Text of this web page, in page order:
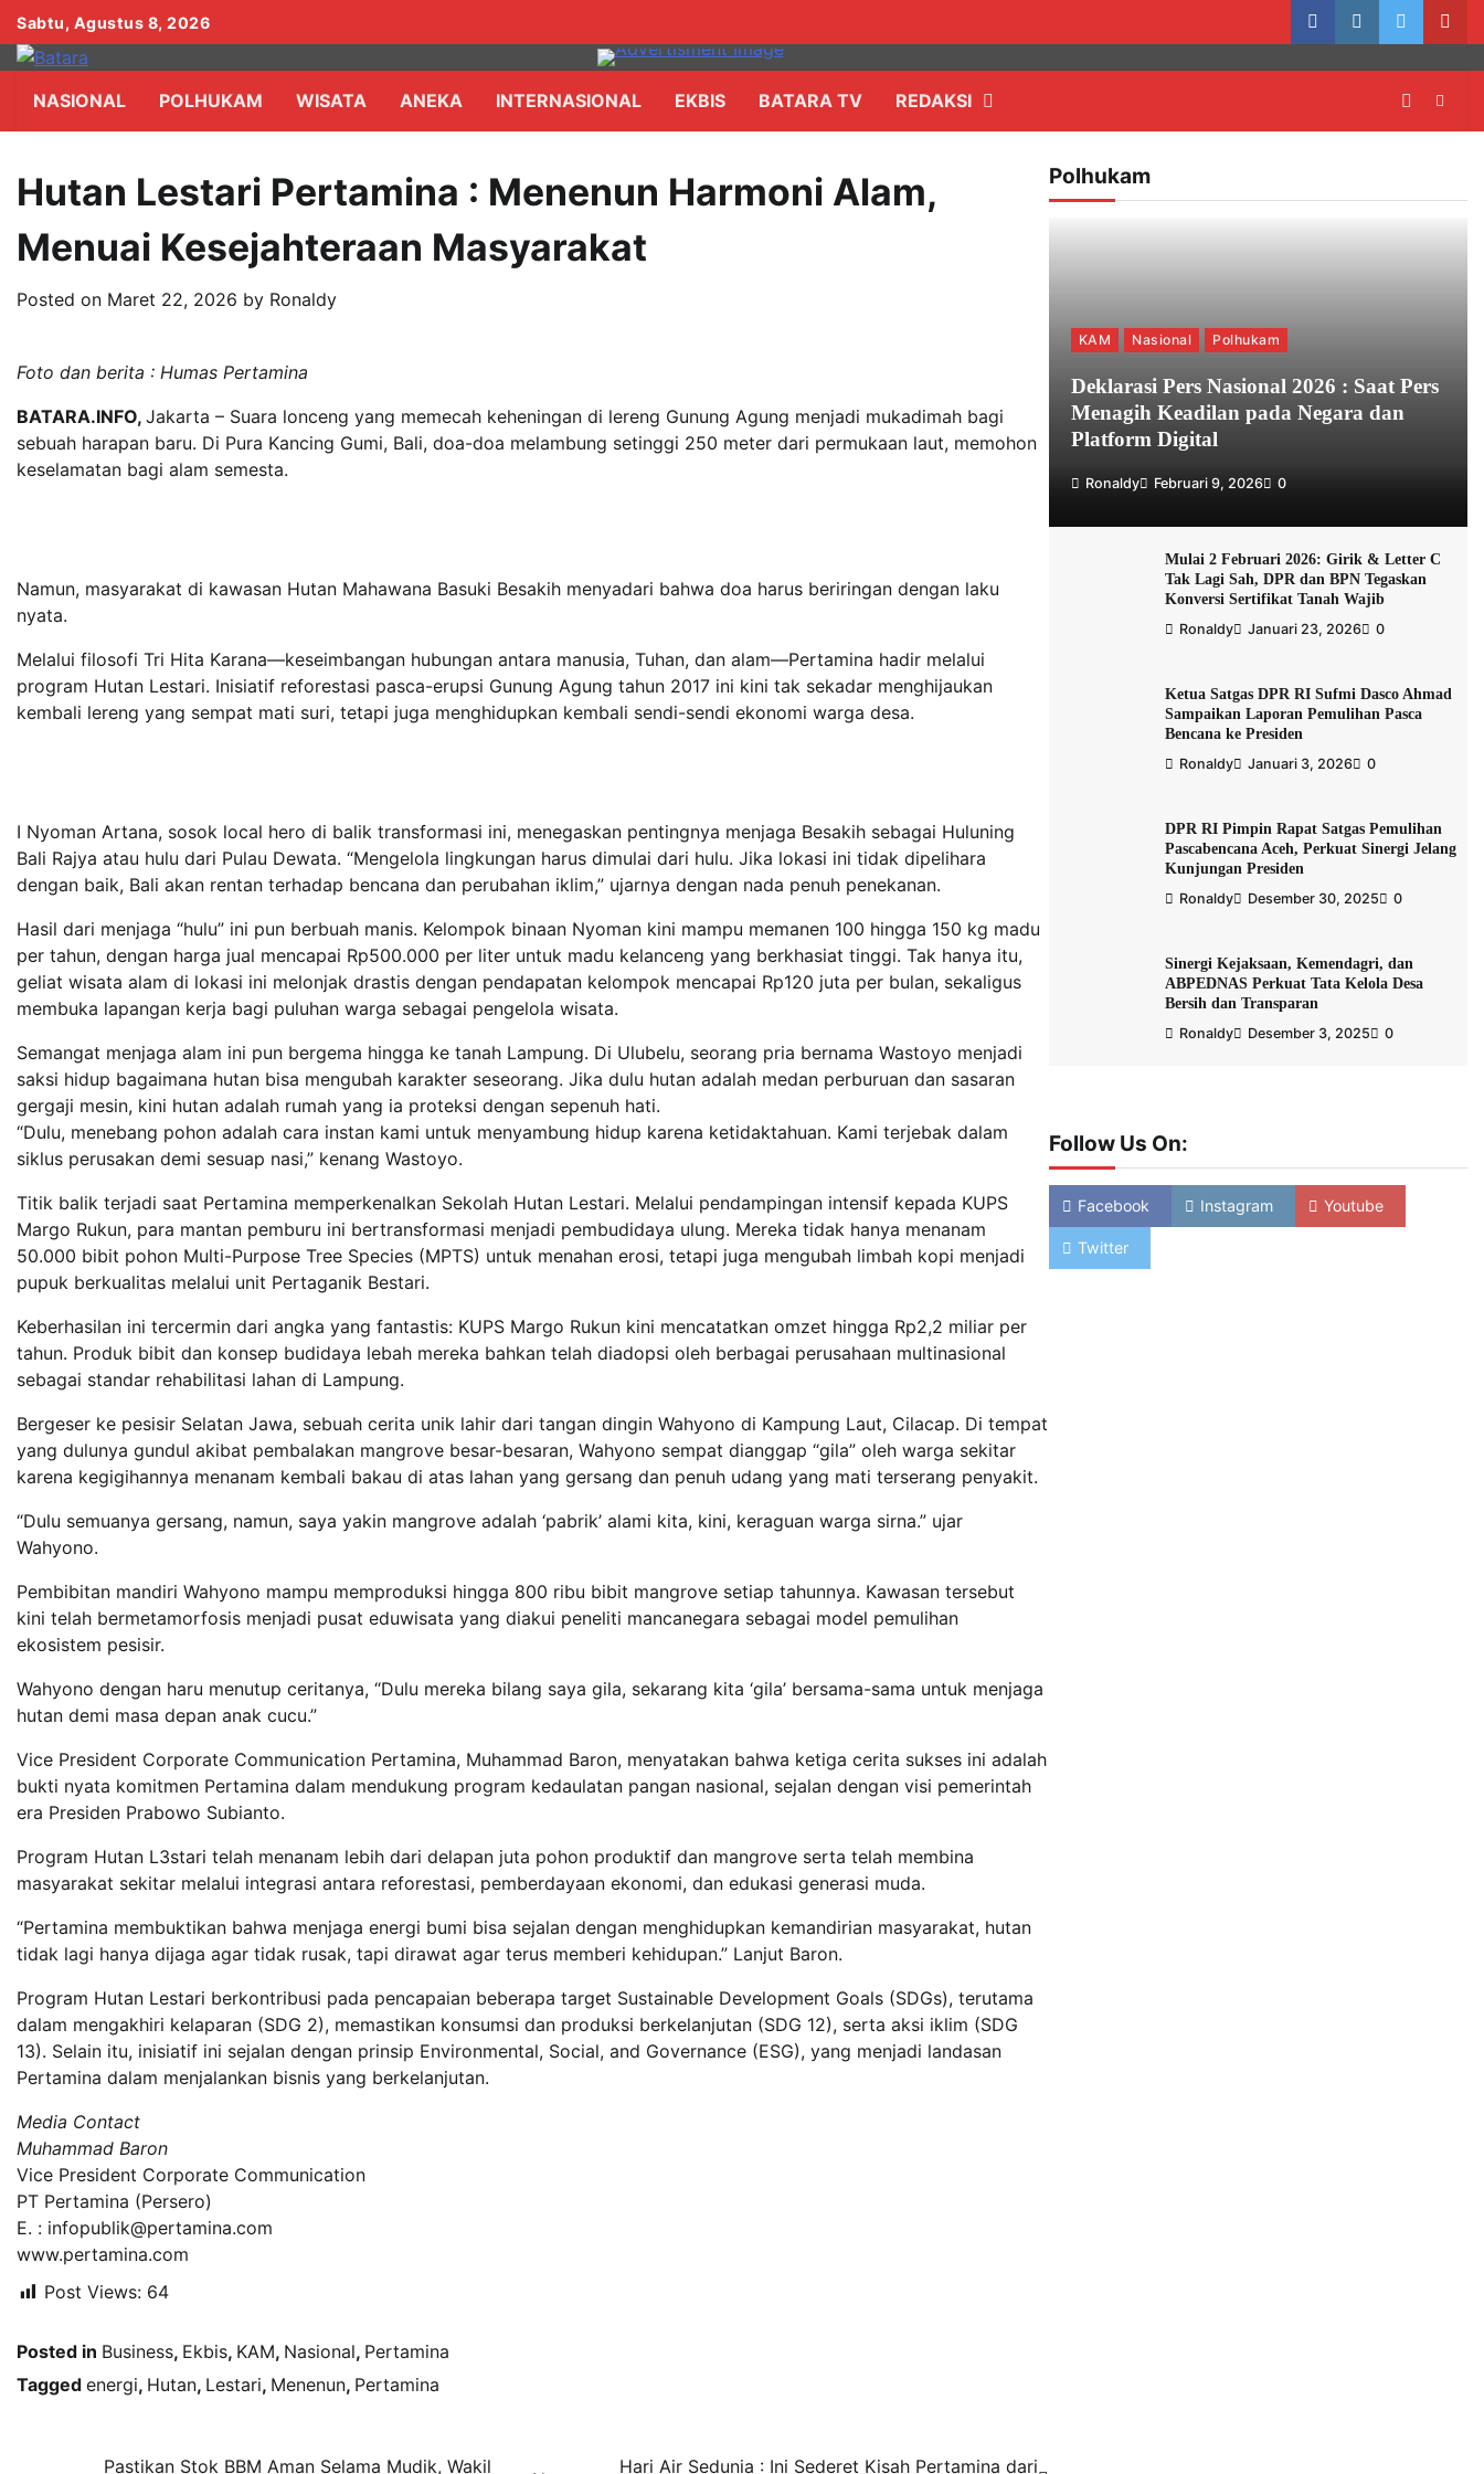
Skip
to
content
Sabtu, Agustus 8, 2026
facebookinstagram
twitter
NASIONAL POLHUKAM WISATA ANEKA INTERNASIONAL EKBIS BATARA TV REDAKSI
Hutan Lestari Pertamina : Menenun Harmoni Alam,
Menuai Kesejahteraan Masyarakat
Posted on Maret 22, 2026 by Ronaldy
Foto dan berita : Humas Pertamina
BATARA.INFO, Jakarta – Suara lonceng yang memecah keheningan di lereng Gunung Agung menjadi mukadimah bagi
sebuah harapan baru. Di Pura Kancing Gumi, Bali, doa-doa melambung setinggi 250 meter dari permukaan laut, memohon
keselamatan bagi alam semesta.
Namun, masyarakat di kawasan Hutan Mahawana Basuki Besakih menyadari bahwa doa harus beriringan dengan laku
nyata.
Melalui filosofi Tri Hita Karana—keseimbangan hubungan antara manusia, Tuhan, dan alam—Pertamina hadir melalui
program Hutan Lestari. Inisiatif reforestasi pasca-erupsi Gunung Agung tahun 2017 ini kini tak sekadar menghijaukan
kembali lereng yang sempat mati suri, tetapi juga menghidupkan kembali sendi-sendi ekonomi warga desa.
I Nyoman Artana, sosok local hero di balik transformasi ini, menegaskan pentingnya menjaga Besakih sebagai Huluning
Bali Rajya atau hulu dari Pulau Dewata. “Mengelola lingkungan harus dimulai dari hulu. Jika lokasi ini tidak dipelihara
dengan baik, Bali akan rentan terhadap bencana dan perubahan iklim,” ujarnya dengan nada penuh penekanan.
Hasil dari menjaga “hulu” ini pun berbuah manis. Kelompok binaan Nyoman kini mampu memanen 100 hingga 150 kg madu
per tahun, dengan harga jual mencapai Rp500.000 per liter untuk madu kelanceng yang berkhasiat tinggi. Tak hanya itu,
geliat wisata alam di lokasi ini melonjak drastis dengan pendapatan kelompok mencapai Rp120 juta per bulan, sekaligus
membuka lapangan kerja bagi puluhan warga sebagai pengelola wisata.
Semangat menjaga alam ini pun bergema hingga ke tanah Lampung. Di Ulubelu, seorang pria bernama Wastoyo menjadi
saksi hidup bagaimana hutan bisa mengubah karakter seseorang. Jika dulu hutan adalah medan perburuan dan sasaran
gergaji mesin, kini hutan adalah rumah yang ia proteksi dengan sepenuh hati.
“Dulu, menebang pohon adalah cara instan kami untuk menyambung hidup karena ketidaktahuan. Kami terjebak dalam
siklus perusakan demi sesuap nasi,” kenang Wastoyo.
Titik balik terjadi saat Pertamina memperkenalkan Sekolah Hutan Lestari. Melalui pendampingan intensif kepada KUPS
Margo Rukun, para mantan pemburu ini bertransformasi menjadi pembudidaya ulung. Mereka tidak hanya menanam
50.000 bibit pohon Multi-Purpose Tree Species (MPTS) untuk menahan erosi, tetapi juga mengubah limbah kopi menjadi
pupuk berkualitas melalui unit Pertaganik Bestari.
Keberhasilan ini tercermin dari angka yang fantastis: KUPS Margo Rukun kini mencatatkan omzet hingga Rp2,2 miliar per
tahun. Produk bibit dan konsep budidaya lebah mereka bahkan telah diadopsi oleh berbagai perusahaan multinasional
sebagai standar rehabilitasi lahan di Lampung.
Bergeser ke pesisir Selatan Jawa, sebuah cerita unik lahir dari tangan dingin Wahyono di Kampung Laut, Cilacap. Di tempat
yang dulunya gundul akibat pembalakan mangrove besar-besaran, Wahyono sempat dianggap “gila” oleh warga sekitar
karena kegigihannya menanam kembali bakau di atas lahan yang gersang dan penuh udang yang mati terserang penyakit.
“Dulu semuanya gersang, namun, saya yakin mangrove adalah ‘pabrik’ alami kita, kini, keraguan warga sirna.” ujar
Wahyono.
Pembibitan mandiri Wahyono mampu memproduksi hingga 800 ribu bibit mangrove setiap tahunnya. Kawasan tersebut
kini telah bermetamorfosis menjadi pusat eduwisata yang diakui peneliti mancanegara sebagai model pemulihan
ekosistem pesisir.
Wahyono dengan haru menutup ceritanya, “Dulu mereka bilang saya gila, sekarang kita ‘gila’ bersama-sama untuk menjaga
hutan demi masa depan anak cucu.”
Vice President Corporate Communication Pertamina, Muhammad Baron, menyatakan bahwa ketiga cerita sukses ini adalah
bukti nyata komitmen Pertamina dalam mendukung program kedaulatan pangan nasional, sejalan dengan visi pemerintah
era Presiden Prabowo Subianto.
Program Hutan L3stari telah menanam lebih dari delapan juta pohon produktif dan mangrove serta telah membina
masyarakat sekitar melalui integrasi antara reforestasi, pemberdayaan ekonomi, dan edukasi generasi muda.
“Pertamina membuktikan bahwa menjaga energi bumi bisa sejalan dengan menghidupkan kemandirian masyarakat, hutan
tidak lagi hanya dijaga agar tidak rusak, tapi dirawat agar terus memberi kehidupan.” Lanjut Baron.
Program Hutan Lestari berkontribusi pada pencapaian beberapa target Sustainable Development Goals (SDGs), terutama
dalam mengakhiri kelaparan (SDG 2), memastikan konsumsi dan produksi berkelanjutan (SDG 12), serta aksi iklim (SDG
13). Selain itu, inisiatif ini sejalan dengan prinsip Environmental, Social, and Governance (ESG), yang menjadi landasan
Pertamina dalam menjalankan bisnis yang berkelanjutan.
Media Contact
Muhammad Baron
Vice President Corporate Communication
PT Pertamina (Persero)
E. : infopublik@pertamina.com
www.pertamina.com
Post Views: 64
Posted in Business, Ekbis, KAM, Nasional, Pertamina
Tagged energi, Hutan, Lestari, Menenun, Pertamina
Pastikan Stok BBM Aman Selama Mudik, Wakil
Hari Air Sedunia : Ini Sederet Kisah Pertamina dari
Polhukam
KAM Nasional Polhukam
Deklarasi Pers Nasional 2026 : Saat Pers
Menagih Keadilan pada Negara dan
Platform Digital
Ronaldy Februari 9, 2026 0
Mulai 2 Februari 2026: Girik & Letter C
Tak Lagi Sah, DPR dan BPN Tegaskan
Konversi Sertifikat Tanah Wajib
Ronaldy Januari 23, 2026 0
Ketua Satgas DPR RI Sufmi Dasco Ahmad
Sampaikan Laporan Pemulihan Pasca
Bencana ke Presiden
Ronaldy Januari 3, 2026 0
DPR RI Pimpin Rapat Satgas Pemulihan
Pascabencana Aceh, Perkuat Sinergi Jelang
Kunjungan Presiden
Ronaldy Desember 30, 2025 0
Sinergi Kejaksaan, Kemendagri, dan
ABPEDNAS Perkuat Tata Kelola Desa
Bersih dan Transparan
Ronaldy Desember 3, 2025 0
Follow Us On:
Facebook Instagram Youtube
Twitter